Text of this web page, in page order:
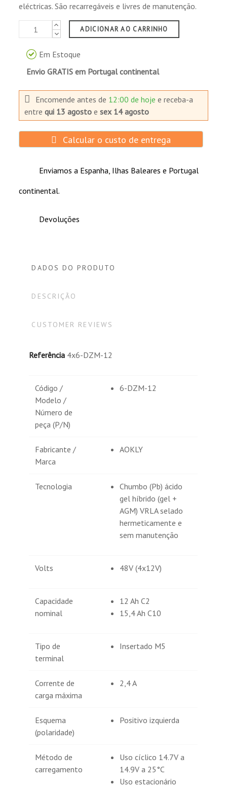
eléctricas. São recarregáveis e livres de manutenção.
ADICIONAR AO CARRINHO
Em Estoque
Envio GRATIS em Portugal continental
Encomende antes de 12:00 de hojee receba-a
entrequi 13 agosto esex 14 agosto
Calcular o custo de entrega
Enviamos a Espanha, Ilhas Baleares e Portugal
continental.
Devoluções
DADOS DO PRODUTO
DESCRIÇÃO
CUSTOMER REVIEWS
Referência 4x6-DZM-12
Código /
Modelo /
Número de
peça (P/N)
6-DZM-12
Fabricante /
Marca
AOKLY
Tecnologia
Chumbo (Pb) ácido
gel híbrido (gel +
AGM) VRLA selado
hermeticamente e
sem manutenção
Volts 48V (4x12V)
Capacidade
nominal
12 Ah C2
15,4 Ah C10
Tipo de
terminal
Insertado M5
Corrente de
carga máxima
2,4 A
Esquema
(polaridade)
Positivo izquierda
Método de
carregamento
Uso cíclico 14.7V a
14.9V a 25°C
Uso estacionário